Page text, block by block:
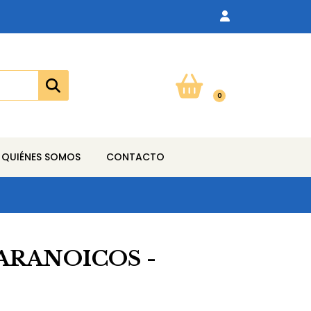
0
QUIÉNES SOMOS CONTACTO
-